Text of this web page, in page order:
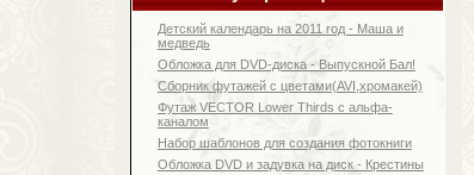
Детский календарь на 2011 год - Маша и
медведь
Обложка для DVD-диска - Выпускной Бал!
Сборник футажей с цветами(AVI,хромакей)
Футаж VECTOR Lower Thirds с альфа-
каналом
Набор шаблонов для создания фотокниги
Обложка DVD и задувка на диск - Крестины